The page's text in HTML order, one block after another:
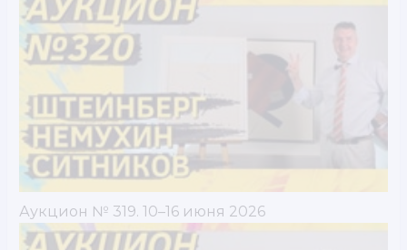
Аукцион № 319. 10–16 июня 2026